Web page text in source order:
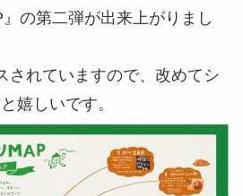
の第二弾が出来上がりまし
されていますので、改めてシ
嬉しいです。